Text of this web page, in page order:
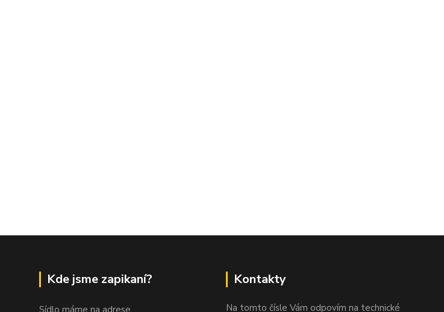
Kde jsme zapikaní?
Sídlo máme na adrese
Kontakty
Na tomto čísle Vám odpovím na technické